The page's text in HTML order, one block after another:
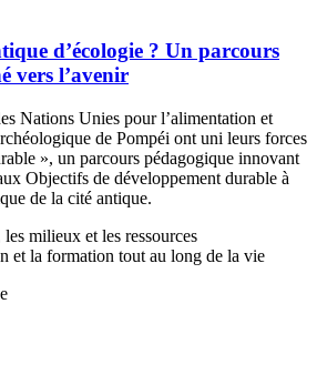
d’écologie ? Un parcours
vers l’avenir
Nations Unies pour l’alimentation et
de Pompéi ont uni leurs forces
», un parcours pédagogique innovant
Objectifs de développement durable à
de la cité antique.
milieux et les ressources
et la formation tout au long de la vie